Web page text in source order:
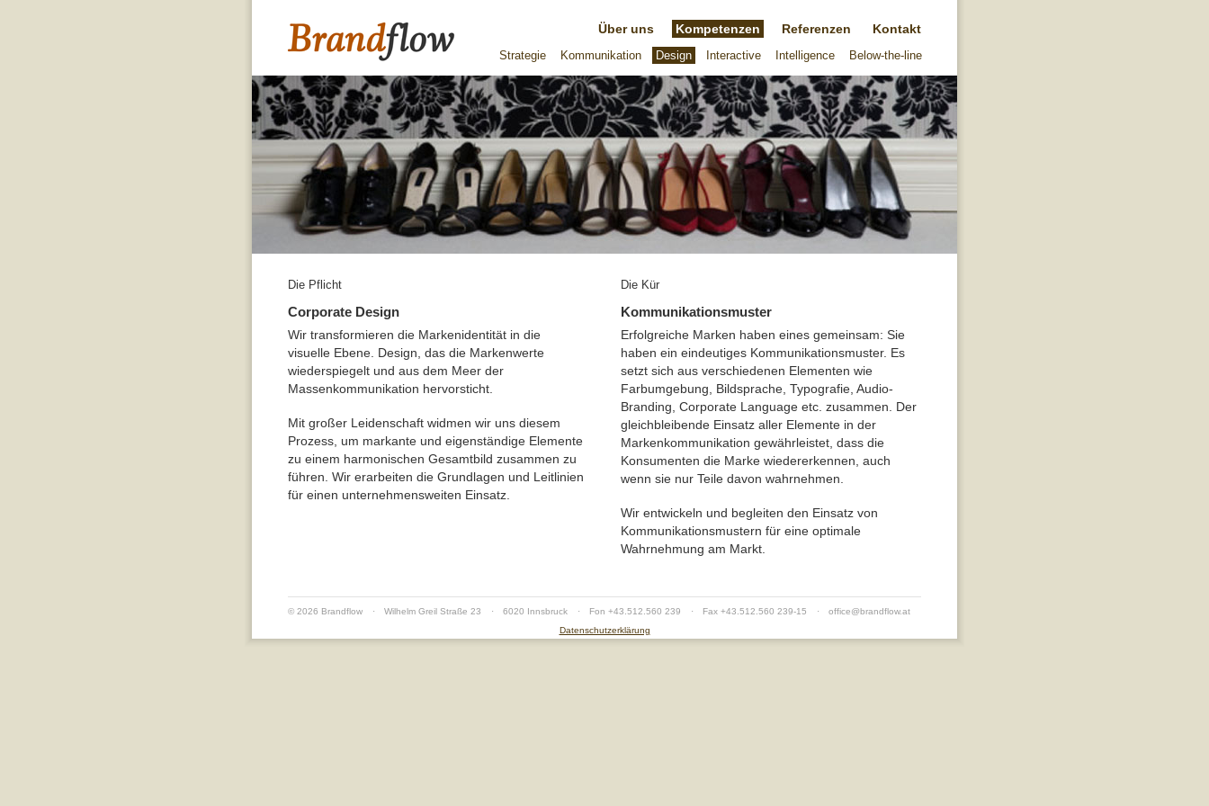
Über uns Kompetenzen Referenzen Kontakt
Strategie Kommunikation Design Interactive Intelligence Below-the-line
Die Pflicht
Corporate Design
Wir transformieren die Markenidentität in die
visuelle Ebene. Design, das die Markenwerte
wiederspiegelt und aus dem Meer der
Massenkommunikation hervorsticht.
Mit großer Leidenschaft widmen wir uns diesem
Prozess, um markante und eigenständige Elemente
zu einem harmonischen Gesamtbild zusammen zu
führen. Wir erarbeiten die Grundlagen und Leitlinien
für einen unternehmensweiten Einsatz.
Die Kür
Kommunikationsmuster
Erfolgreiche Marken haben eines gemeinsam: Sie
haben ein eindeutiges Kommunikationsmuster. Es
setzt sich aus verschiedenen Elementen wie
Farbumgebung, Bildsprache, Typografie, Audio-
Branding, Corporate Language etc. zusammen. Der
gleichbleibende Einsatz aller Elemente in der
Markenkommunikation gewährleistet, dass die
Konsumenten die Marke wiedererkennen, auch
wenn sie nur Teile davon wahrnehmen.
Wir entwickeln und begleiten den Einsatz von
Kommunikationsmustern für eine optimale
Wahrnehmung am Markt.
© 2026 Brandflow · Wilhelm Greil Straße 23 · 6020 Innsbruck · Fon +43.512.560 239 · Fax +43.512.560 239-15 ·
office@brandflow.at
Datenschutzerklärung